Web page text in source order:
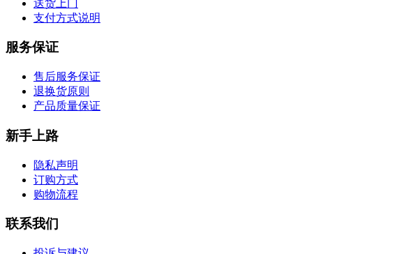
送货上门
支付方式说明
服务保证
售后服务保证
退换货原则
产品质量保证
新手上路
隐私声明
订购方式
购物流程
联系我们